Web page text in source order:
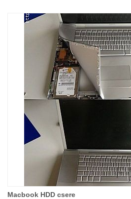
Macbook HDD csere